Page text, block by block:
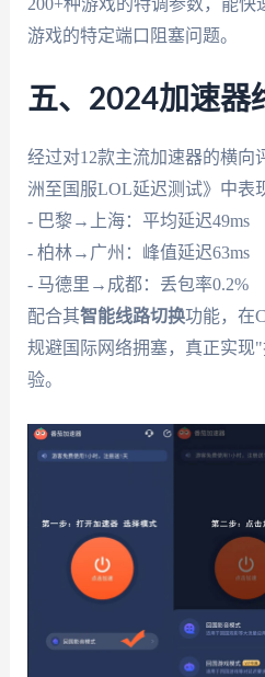
200+种游戏的特调参数，能
游戏的特定端口阻塞问题。
五、2024加速器
经过对12款主流加速器的横向
洲至国服LOL延迟测试》中表
- 巴黎→上海：平均延迟49ms
- 柏林→广州：峰值延迟63ms
- 马德里→成都：丢包率0.2%
配合其智能线路切换功能，在
规避国际网络拥塞，真正实现
验。